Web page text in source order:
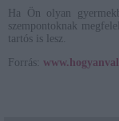
Ha Ön olyan
szempontoknak
tartós is lesz.
Forrás: